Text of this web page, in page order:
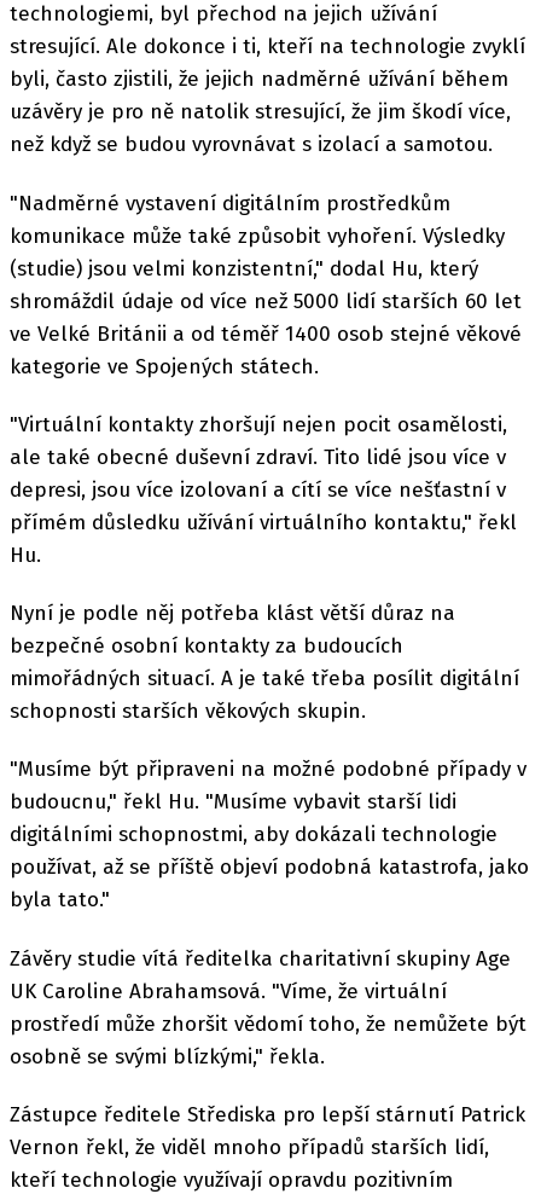
technologiemi, byl přechod na jejich užívání
stresující. Ale dokonce i ti, kteří na technologie zvyklí
byli, často zjistili, že jejich nadměrné užívání během
uzávěry je pro ně natolik stresující, že jim škodí více,
než když se budou vyrovnávat s izolací a samotou.
"Nadměrné vystavení digitálním prostředkům
komunikace může také způsobit vyhoření. Výsledky
(studie) jsou velmi konzistentní," dodal Hu, který
shromáždil údaje od více než 5000 lidí starších 60 let
ve Velké Británii a od téměř 1400 osob stejné věkové
kategorie ve Spojených státech.
"Virtuální kontakty zhoršují nejen pocit osamělosti,
ale také obecné duševní zdraví. Tito lidé jsou více v
depresi, jsou více izolovaní a cítí se více nešťastní v
přímém důsledku užívání virtuálního kontaktu," řekl
Hu.
Nyní je podle něj potřeba klást větší důraz na
bezpečné osobní kontakty za budoucích
mimořádných situací. A je také třeba posílit digitální
schopnosti starších věkových skupin.
"Musíme být připraveni na možné podobné případy v
budoucnu," řekl Hu. "Musíme vybavit starší lidi
digitálními schopnostmi, aby dokázali technologie
používat, až se příště objeví podobná katastrofa, jako
byla tato."
Závěry studie vítá ředitelka charitativní skupiny Age
UK Caroline Abrahamsová. "Víme, že virtuální
prostředí může zhoršit vědomí toho, že nemůžete být
osobně se svými blízkými," řekla.
Zástupce ředitele Střediska pro lepší stárnutí Patrick
Vernon řekl, že viděl mnoho případů starších lidí,
kteří technologie využívají opravdu pozitivním